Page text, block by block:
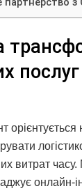
партнерство з
орієнтується
витрат
онлайн-